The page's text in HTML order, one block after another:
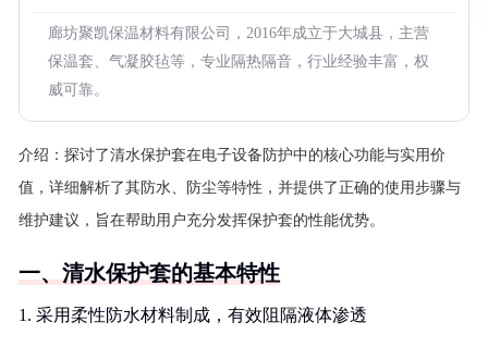
廊坊聚凯保温材料有限公司，2016年成立于大城县，主营
保温套、气凝胶毡等，专业隔热隔音，行业经验丰富，权
威可靠。
介绍： 探讨了清水保护套在电子设备防护中的核心功能与实用价
值，详细解析了其防水、防尘等特性，并提供了正确的使用步骤与
维护建议，旨在帮助用户充分发挥保护套的性能优势。
一、清水保护套的基本特性
1. 采用柔性防水材料制成，有效阻隔液体渗透